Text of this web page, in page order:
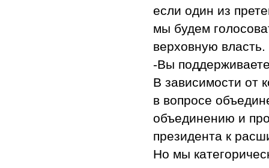
если один из
мы будем
верховную власть.
-Вы
В зависимости от
в вопросе
объединению и
президента к
Но мы